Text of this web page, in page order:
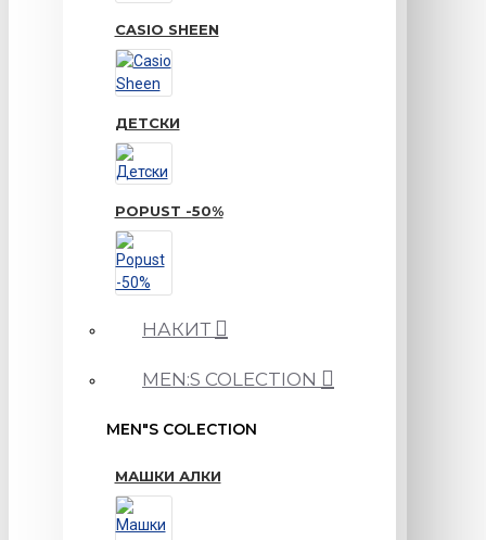
CASIO SHEEN
ДЕТСКИ
POPUST -50%
НАКИТ
MEN:S COLECTION
MEN"S COLECTION
МАШКИ АЛКИ